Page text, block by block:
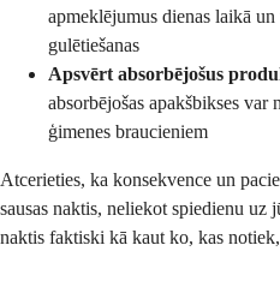
apmeklējumus dienas laikā
gulētiešanas
Apsvērt absorbējošus
absorbējošas apakšbikses var
ģimenes braucieniem
Atcerieties, ka konsekvence un
sausas naktis, neliekot spiedienu uz
naktis faktiski kā kaut ko, kas